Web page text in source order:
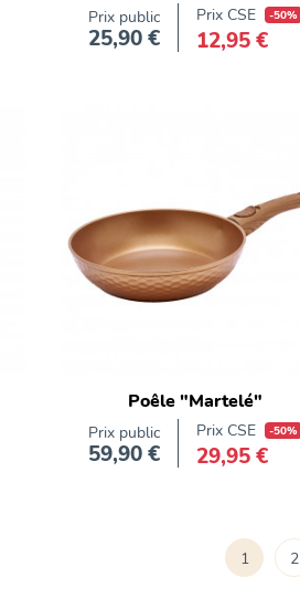
Prix public
Prix
25,90 €
Prix CSE -50%
12,95 €
Poêle "Martelé"
Prix public
Prix
59,90 €
Prix CSE -50%
29,95 €
1 2